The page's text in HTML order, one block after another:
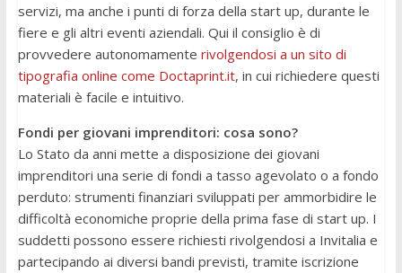
servizi, ma anche i punti di forza della start up, durante le
fiere e gli altri eventi aziendali. Qui il consiglio è di
provvedere autonomamente rivolgendosi a un sito di
tipografia online come Doctaprint.it, in cui richiedere questi
materiali è facile e intuitivo.
Fondi per giovani imprenditori: cosa sono?
Lo Stato da anni mette a disposizione dei giovani
imprenditori una serie di fondi a tasso agevolato o a fondo
perduto: strumenti finanziari sviluppati per ammorbidire le
difficoltà economiche proprie della prima fase di start up. I
suddetti possono essere richiesti rivolgendosi a Invitalia e
partecipando ai diversi bandi previsti, tramite iscrizione